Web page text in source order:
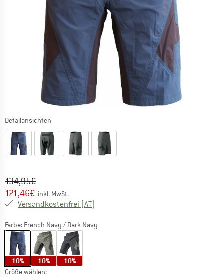
Detailansichten
Ursprünglicher Preis :
134,95€
Preis:
121,46€ inkl. MwSt.
Versandkostenfrei (AT)
Farbe: French Navy / Dark Navy
10% 10% 10%
Größe wählen: